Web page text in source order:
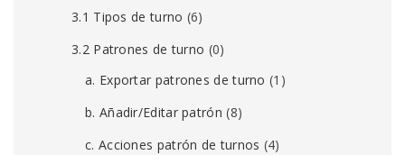
3.1 Tipos de turno (6)
3.2 Patrones de turno (0)
a. Exportar patrones de turno (1)
b. Añadir/Editar patrón (8)
c. Acciones patrón de turnos (4)